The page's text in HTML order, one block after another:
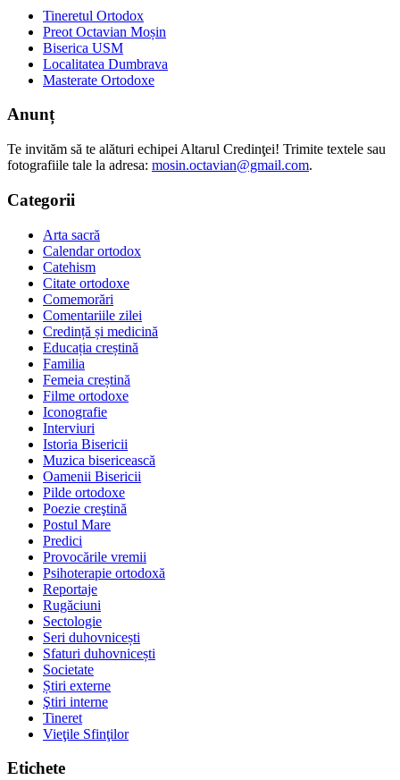
Tineretul Ortodox
Preot Octavian Moșin
Biserica USM
Localitatea Dumbrava
Masterate Ortodoxe
Anunț
Te invităm să te alături echipei Altarul Credinţei! Trimite textele sau
fotografiile tale la adresa: mosin.octavian@gmail.com.
Categorii
Arta sacră
Calendar ortodox
Catehism
Citate ortodoxe
Comemorări
Comentariile zilei
Credință și medicină
Educația creștină
Familia
Femeia creștină
Filme ortodoxe
Iconografie
Interviuri
Istoria Bisericii
Muzica bisericească
Oamenii Bisericii
Pilde ortodoxe
Poezie creştină
Postul Mare
Predici
Provocările vremii
Psihoterapie ortodoxă
Reportaje
Rugăciuni
Sectologie
Seri duhovnicești
Sfaturi duhovnicești
Societate
Știri externe
Ştiri interne
Tineret
Vieţile Sfinţilor
Etichete